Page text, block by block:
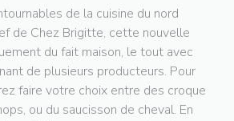
de la cuisine du nord
de Chez Brigitte, cette nouvelle
du fait maison, le tout avec
de plusieurs producteurs. Pour
faire votre choix entre des croque
ou du saucisson de cheval. En